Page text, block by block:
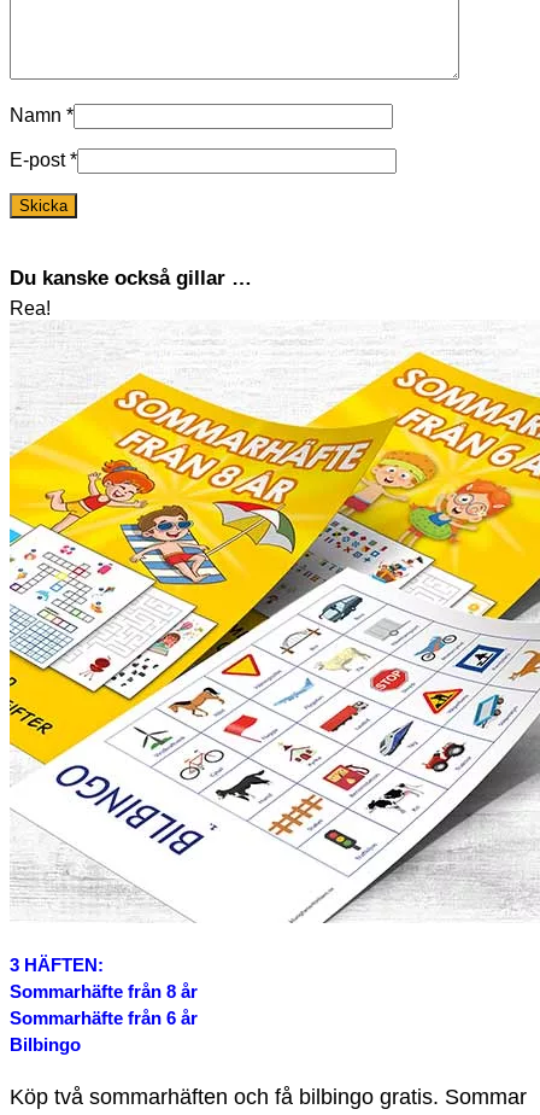
Namn *
E-post*
Du kanske också gillar …
Rea!
3 HÄFTEN:
Sommarhäfte från 8 år
Sommarhäfte från 6 år
Bilbingo
Köp två sommarhäften och få bilbingo gratis. Sommar